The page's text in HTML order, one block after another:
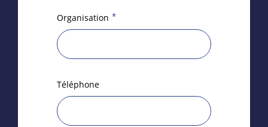
Organisation *
Téléphone